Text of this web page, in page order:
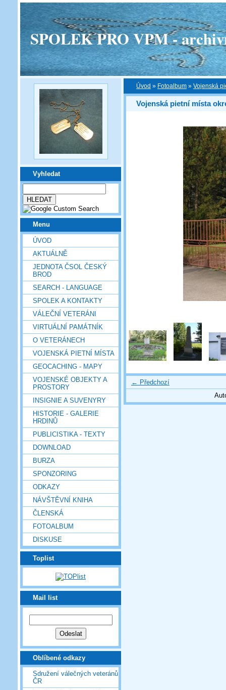
SPOLEK PRO VPM -
Vyhledat
Menu
ÚVOD
AKTUÁLNĚ
JEDNOTA ČSOL ČESKÝ
BROD
SEARCH - LANGUAGE
SPOLEK A KONTAKTY
VÁLEČNÍ VETERÁNI
VIRTUÁLNÍ PAMÁTNÍK
O VETERÁNECH
VOJENSKÁ PIETNÍ MÍSTA
GEOCACHING - MAPY
VOJENSKÉ OBJEKTY A
PROSTORY
INSIGNIE A SUVENYRY
HISTORIE - GALERIE
HRDINŮ
PUBLICISTIKA - TEXTY
DOWNLOAD
BURZA
SPONZORING
ODKAZY
NÁVŠTĚVNÍ KNIHA
ČLENSKÁ
FOTOALBUM
DISKUSE
Toplist
Mail list
Oblíbené odkazy
Sdružení válečných veteránů
ČR
Úvod » Fotoalbum » Vojenská
Vojenská pietní místa
← Předchozí